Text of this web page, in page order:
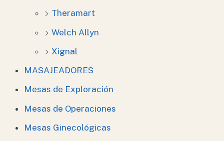
Theramart
Welch Allyn
Xignal
MASAJEADORES
Mesas de Exploración
Mesas de Operaciones
Mesas Ginecológicas